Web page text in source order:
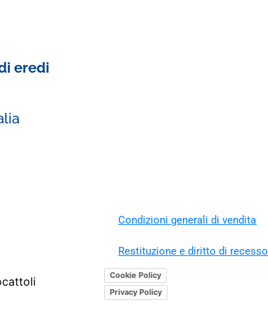
eredi
Condizioni generali di vendita
Restituzione e diritto di recesso
Cookie Policy
Privacy Policy